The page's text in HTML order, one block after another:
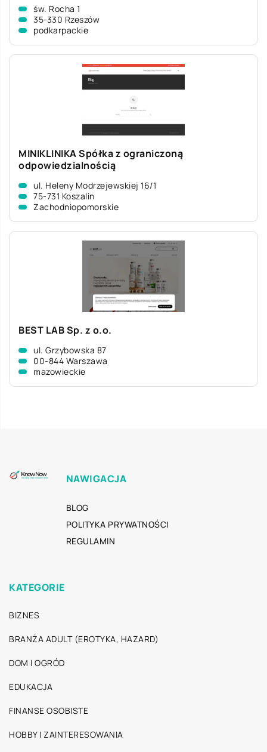
św. Rocha 1
35-330 Rzeszów
podkarpackie
MINIKLINIKA Spółka z ograniczoną
odpowiedzialnością
ul. Heleny Modrzejewskiej 16/1
75-731 Koszalin
Zachodniopomorskie
BEST LAB Sp. z o.o.
ul. Grzybowska 87
00-844 Warszawa
mazowieckie
NAWIGACJA
BLOG
POLITYKA PRYWATNOŚCI
REGULAMIN
KATEGORIE
BIZNES
BRANŻA ADULT (EROTYKA, HAZARD)
DOM I OGRÓD
EDUKACJA
FINANSE OSOBISTE
HOBBY I ZAINTERESOWANIA